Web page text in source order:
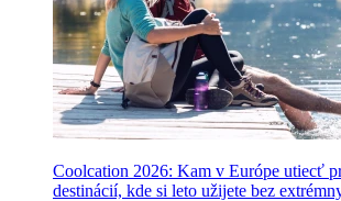
Coolcation 2026: Kam v Európe utiecť
destinácií, kde si leto užijete bez